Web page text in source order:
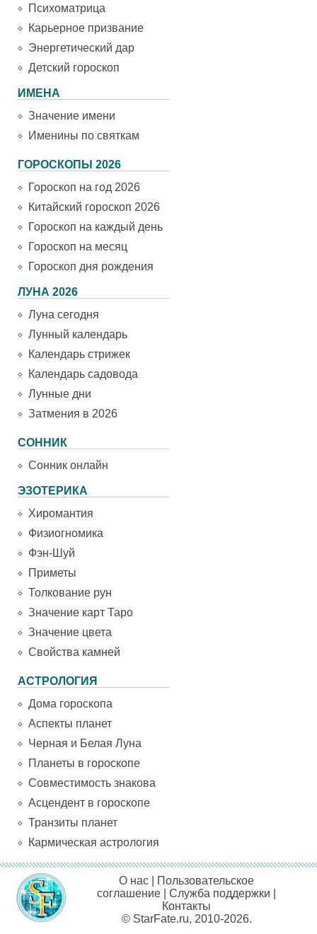
Психоматрица
Карьерное призвание
Энергетический дар
Детский гороскоп
ИМЕНА
Значение имени
Именины по святкам
ГОРОСКОПЫ 2026
Гороскоп на год 2026
Китайский гороскоп 2026
Гороскоп на каждый день
Гороскоп на месяц
Гороскоп дня рождения
ЛУНА 2026
Луна сегодня
Лунный календарь
Календарь стрижек
Календарь садовода
Лунные дни
Затмения в 2026
СОННИК
Сонник онлайн
ЭЗОТЕРИКА
Хиромантия
Физиогномика
Фэн-Шуй
Приметы
Толкование рун
Значение карт Таро
Значение цвета
Свойства камней
АСТРОЛОГИЯ
Дома гороскопа
Аспекты планет
Черная и Белая Луна
Планеты в гороскопе
Совместимость знакова
Асцендент в гороскопе
Транзиты планет
Кармическая астрология
О нас
Пользовательское
соглашение |Служба поддержки
Контакты
© StarFate.ru, 2010-2026.